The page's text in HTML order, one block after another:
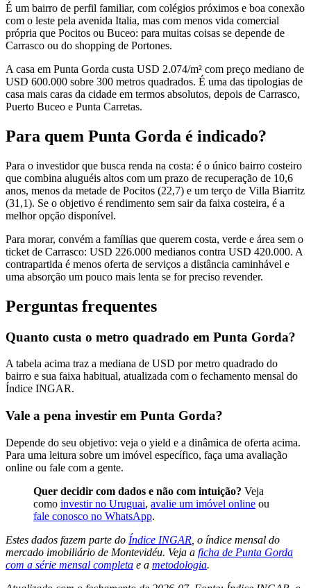
É um bairro de perfil familiar, com colégios próximos e boa conexão
com o leste pela avenida Italia, mas com menos vida comercial
própria que Pocitos ou Buceo: para muitas coisas se depende de
Carrasco ou do shopping de Portones.
A casa em Punta Gorda custa USD 2.074/m² com preço mediano de
USD 600.000 sobre 300 metros quadrados. É uma das tipologias de
casa mais caras da cidade em termos absolutos, depois de Carrasco,
Puerto Buceo e Punta Carretas.
Para quem Punta Gorda é indicado?
Para o investidor que busca renda na costa: é o único bairro costeiro
que combina aluguéis altos com um prazo de recuperação de 10,6
anos, menos da metade de Pocitos (22,7) e um terço de Villa Biarritz
(31,1). Se o objetivo é rendimento sem sair da faixa costeira, é a
melhor opção disponível.
Para morar, convém a famílias que querem costa, verde e área sem o
ticket de Carrasco: USD 226.000 medianos contra USD 420.000. A
contrapartida é menos oferta de serviços a distância caminhável e
uma absorção um pouco mais lenta se for preciso revender.
Perguntas frequentes
Quanto custa o metro quadrado em Punta Gorda?
A tabela acima traz a mediana de USD por metro quadrado do
bairro e sua faixa habitual, atualizada com o fechamento mensal do
Índice INGAR.
Vale a pena investir em Punta Gorda?
Depende do seu objetivo: veja o yield e a dinâmica de oferta acima.
Para uma leitura sobre um imóvel específico, faça uma avaliação
online ou fale com a gente.
Quer decidir com dados e não com intuição? Veja
como investir no Uruguai, avalie um imóvel online ou
fale conosco no WhatsApp.
Estes dados fazem parte do Índice INGAR , o índice mensal do
mercado imobiliário de Montevidéu. Veja a ficha de Punta Gorda
com a série mensal completa e a metodologia.